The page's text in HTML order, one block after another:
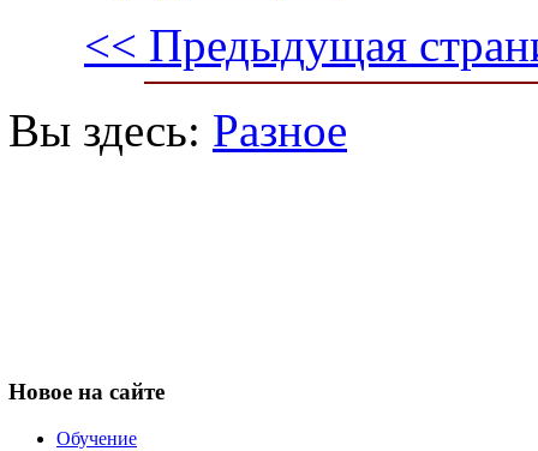
<< Предыдущая
Вы здесь: Разное
Новое на сайте
Обучение